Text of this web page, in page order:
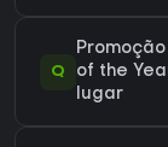
Q
of the
lugar